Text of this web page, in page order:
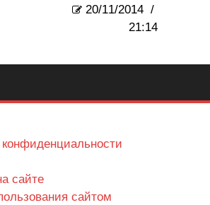
20/11/2014 /
21:14
конфиденциальности
сайте
сайтом